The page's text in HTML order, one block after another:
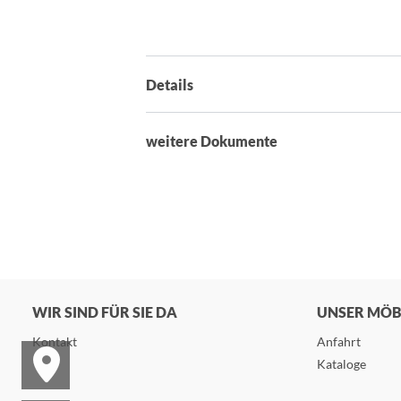
Details
weitere Dokumente
WIR SIND FÜR SIE DA
Kontakt
UNSER
Anfahrt
Kataloge